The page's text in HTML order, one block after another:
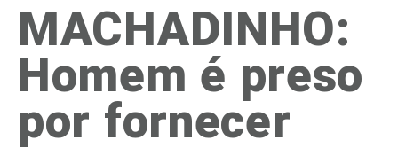
MACHADINHO:
Homem é preso
por fornecer